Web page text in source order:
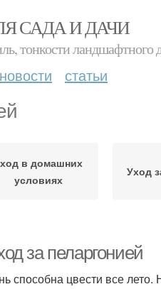
САДА И ДАЧИ
тонкости ландшафтного
новости статьи
в домашних
условиях
Уход
за пеларгонией
способна цвести все